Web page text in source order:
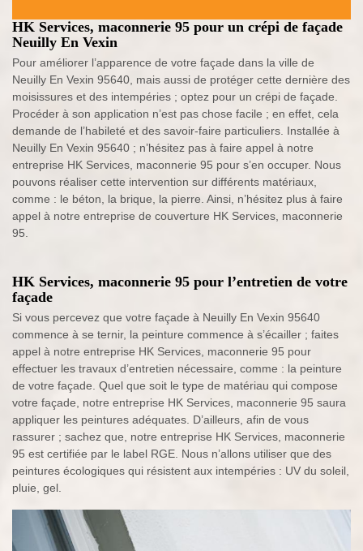
HK Services, maconnerie 95 pour un crépi de façade
Neuilly En Vexin
Pour améliorer l’apparence de votre façade dans la ville de
Neuilly En Vexin 95640, mais aussi de protéger cette dernière des
moisissures et des intempéries ; optez pour un crépi de façade.
Procéder à son application n’est pas chose facile ; en effet, cela
demande de l’habileté et des savoir-faire particuliers. Installée à
Neuilly En Vexin 95640 ; n’hésitez pas à faire appel à notre
entreprise HK Services, maconnerie 95 pour s’en occuper. Nous
pouvons réaliser cette intervention sur différents matériaux,
comme : le béton, la brique, la pierre. Ainsi, n’hésitez plus à faire
appel à notre entreprise de couverture HK Services, maconnerie
95.
HK Services, maconnerie 95 pour l’entretien de votre
façade
Si vous percevez que votre façade à Neuilly En Vexin 95640
commence à se ternir, la peinture commence à s’écailler ; faites
appel à notre entreprise HK Services, maconnerie 95 pour
effectuer les travaux d’entretien nécessaire, comme : la peinture
de votre façade. Quel que soit le type de matériau qui compose
votre façade, notre entreprise HK Services, maconnerie 95 saura
appliquer les peintures adéquates. D’ailleurs, afin de vous
rassurer ; sachez que, notre entreprise HK Services, maconnerie
95 est certifiée par le label RGE. Nous n’allons utiliser que des
peintures écologiques qui résistent aux intempéries : UV du soleil,
pluie, gel.